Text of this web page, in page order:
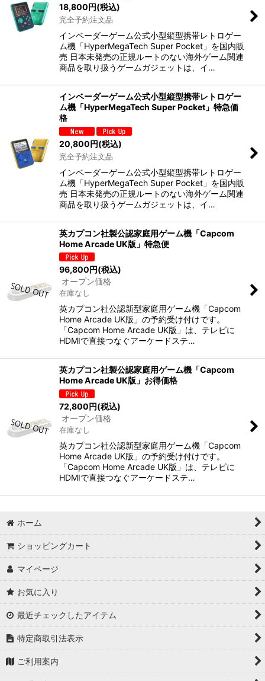
18,800円(税込)
完全予約注文品
インベーダーゲーム公式小型縦型携帯レトロゲー
ム機「HyperMegaTech Super Pocket」を国内販
売 日本未発売の正規ルートのない海外ゲーム関連
商品を取り扱うゲームガジェットは、イ…
インベーダーゲーム公式小型縦型携帯レトロゲー
ム機「HyperMegaTech Super Pocket」特急価
格
20,800円(税込)
完全予約注文品
インベーダーゲーム公式小型縦型携帯レトロゲー
ム機「HyperMegaTech Super Pocket」を国内販
売 日本未発売の正規ルートのない海外ゲーム関連
商品を取り扱うゲームガジェットは、イ…
英カプコン社製公認家庭用ゲーム機「Capcom
Home Arcade UK版」特急便
96,800円(税込)
オープン価格
在庫なし
英カプコン社公認新型家庭用ゲーム機「Capcom
Home Arcade UK版」の予約受け付けです。
「Capcom Home Arcade UK版」は、テレビに
HDMIで直接つなぐアーケードステ…
英カプコン社製公認家庭用ゲーム機「Capcom
Home Arcade UK版」お得価格
72,800円(税込)
オープン価格
在庫なし
英カプコン社公認新型家庭用ゲーム機「Capcom
Home Arcade UK版」の予約受け付けです。
「Capcom Home Arcade UK版」は、テレビに
HDMIで直接つなぐアーケードステ…
ホーム
ショッピングカート
マイページ
お気に入り
最近チェックしたアイテム
特定商取引法表示
ご利用案内